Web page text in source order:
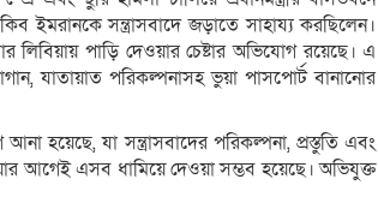
ইমরানকে সন্ত্রাসবাদে জড়াতে সাহায্য করছিলেন।
পাড়ি দেওয়ার চেষ্টার অভিযোগ রয়েছে। এ
যাতায়াত পরিকল্পনাসহ ভুয়া পাসপোর্ট বানানোর
হয়েছে, যা সন্ত্রাসবাদের পরিকল্পনা, প্রস্তুতি এবং
আগেই এসব ধামিয়ে দেওয়া সম্ভব হয়েছে। অভিযুক্ত